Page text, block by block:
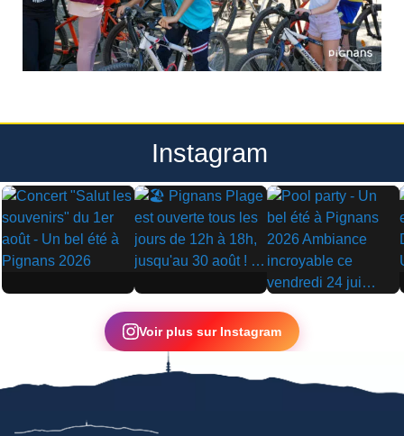
Instagram
▶ ▶
▶
Voir plus sur Instagram